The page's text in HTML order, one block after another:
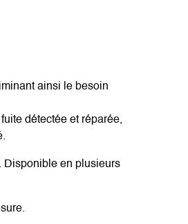
ainsi le besoin
détectée et réparée,
Disponible en plusieurs